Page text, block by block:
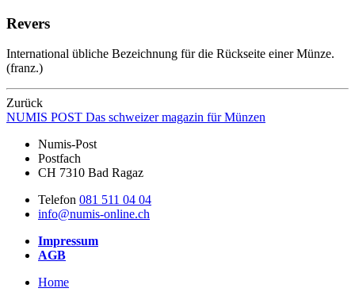
Revers
International übliche Bezeichnung für die Rückseite einer Münze.
(franz.)
Zurück
NUMIS POST Das schweizer magazin für Münzen
Numis-Post
Postfach
CH 7310 Bad Ragaz
Telefon 081 511 04 04
info@numis-online.ch
Impressum
AGB
Home